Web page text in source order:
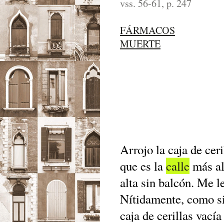
vss. 56-61, p. 247
FÁRMACOS
MUERTE
Arrojo la caja de
que es lacallemás
alta sin balcón. Me
Nítidamente, como
caja de cerillas